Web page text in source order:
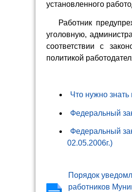
установленного
Работник
уголовную,
соответствии с
политикой
Что нужно
Федеральный
Федеральный
02.05.2006г.)
Порядок
работников